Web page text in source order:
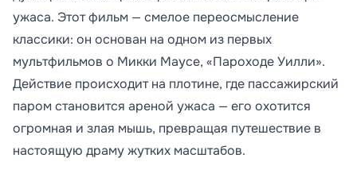
ужаса. Этот фильм — смелое переосмысление
классики: он основан на одном из первых
мультфильмов о Микки Маусе, «Пароходе Уилли».
Действие происходит на плотине, где пассажирский
паром становится ареной ужаса — его охотится
огромная и злая мышь, превращая путешествие в
настоящую драму жутких масштабов.